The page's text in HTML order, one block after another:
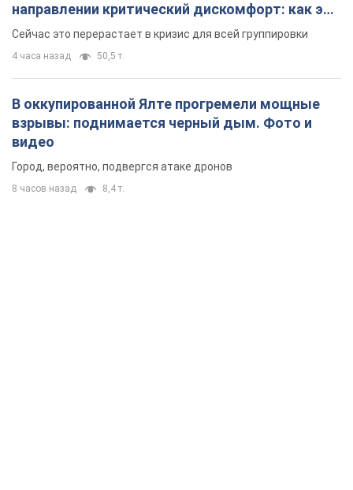
направлении критический дискомфорт: как это
удалось
Сейчас это перерастает в кризис для всей группировки
4 часа назад 50,5 т.
В оккупированной Ялте прогремели мощные
взрывы: поднимается черный дым. Фото и
видео
Город, вероятно, подвергся атаке дронов
8 часов назад 8,4 т.